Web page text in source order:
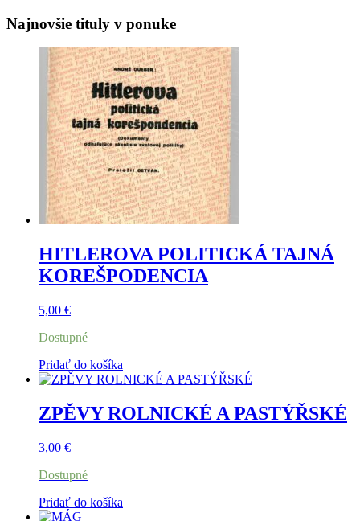
Najnovšie tituly v ponuke
HITLEROVA POLITICKÁ TAJNÁ
KOREŠPODENCIA
5,00 €
Dostupné
Pridať do košíka
ZPĚVY ROLNICKÉ A PASTÝŘSKÉ
3,00 €
Dostupné
Pridať do košíka